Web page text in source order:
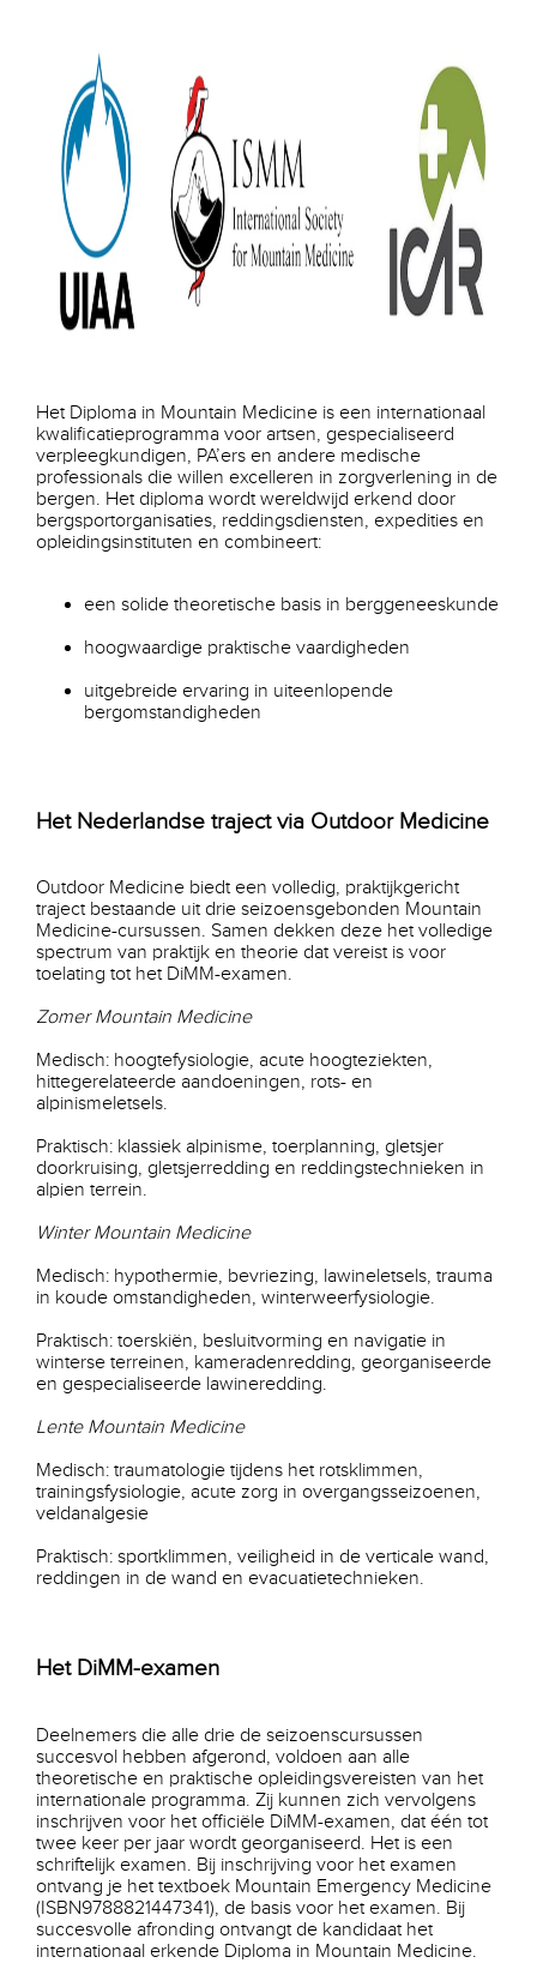
Het Diploma in Mountain Medicine is een internationaal
kwalificatieprogramma voor artsen, gespecialiseerd
verpleegkundigen, PA’ers en andere medische
professionals die willen excelleren in zorgverlening in de
bergen. Het diploma wordt wereldwijd erkend door
bergsportorganisaties, reddingsdiensten, expedities en
opleidingsinstituten en combineert:
een solide theoretische basis in berggeneeskunde
hoogwaardige praktische vaardigheden
uitgebreide ervaring in uiteenlopende
bergomstandigheden
Het Nederlandse traject via Outdoor Medicine
Outdoor Medicine biedt een volledig, praktijkgericht
traject bestaande uit drie seizoensgebonden Mountain
Medicine-cursussen. Samen dekken deze het volledige
spectrum van praktijk en theorie dat vereist is voor
toelating tot het DiMM-examen.
Zomer Mountain Medicine
Medisch: hoogtefysiologie, acute hoogteziekten,
hittegerelateerde aandoeningen, rots- en
alpinismeletsels.
Praktisch: klassiek alpinisme, toerplanning, gletsjer
doorkruising, gletsjerredding en reddingstechnieken in
alpien terrein.
Winter Mountain Medicine
Medisch: hypothermie, bevriezing, lawineletsels, trauma
in koude omstandigheden, winterweerfysiologie.
Praktisch: toerskiën, besluitvorming en navigatie in
winterse terreinen, kameradenredding, georganiseerde
en gespecialiseerde lawineredding.
Lente Mountain Medicine
Medisch: traumatologie tijdens het rotsklimmen,
trainingsfysiologie, acute zorg in overgangsseizoenen,
veldanalgesie
Praktisch: sportklimmen, veiligheid in de verticale wand,
reddingen in de wand en evacuatie­technieken.
Het DiMM-examen
Deelnemers die alle drie de seizoenscursussen
succesvol hebben afgerond, voldoen aan alle
theoretische en praktische opleidingsvereisten van het
internationale programma. Zij kunnen zich vervolgens
inschrijven voor het officiële DiMM-examen, dat één tot
twee keer per jaar wordt georganiseerd. Het is een
schriftelijk examen. Bij inschrijving voor het examen
ontvang je het textboek Mountain Emergency Medicine
(ISBN9788821447341), de basis voor het examen. Bij
succesvolle afronding ontvangt de kandidaat het
internationaal erkende Diploma in Mountain Medicine.